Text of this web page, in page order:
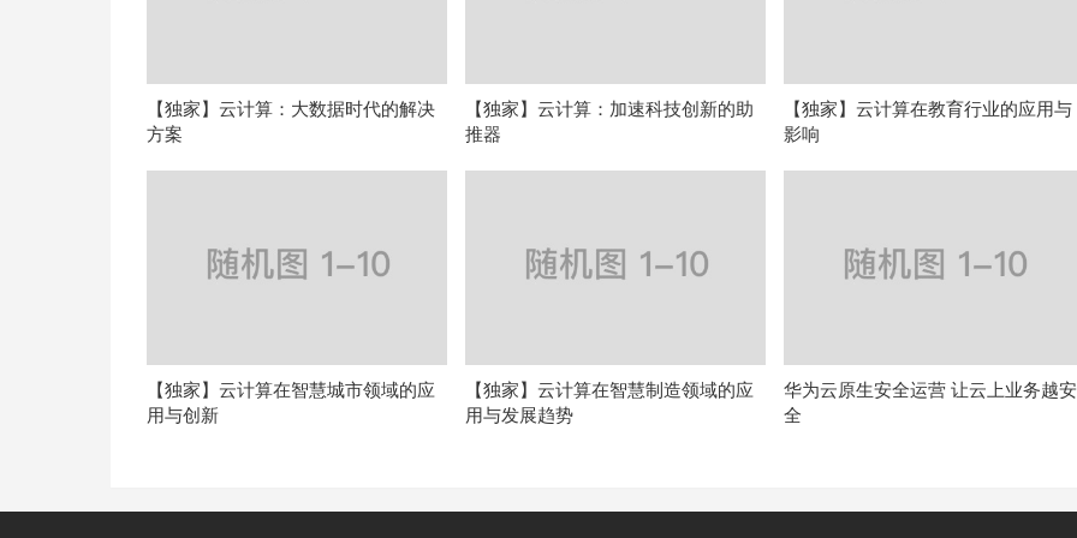
【独家】云计算：大数据时代的解决
方案
【独家】云计算：加速科技创新的助
推器
【独家】云计算在教育行业的应用与
影响
【独家】云计算在智慧城市领域的应
用与创新
【独家】云计算在智慧制造领域的应
用与发展趋势
华为云原生安全运营 让云上业务越安
全